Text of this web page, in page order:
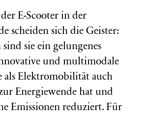
E-Scooter in der
scheiden sich die Geister:
sie ein gelungenes
und multimodale
als Elektromobilität auch
Energiewende hat und
Emissionen reduziert. Für